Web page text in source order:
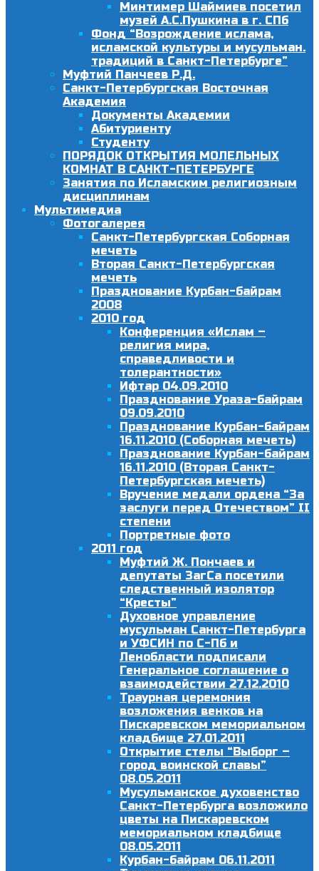
Минтимер Шаймиев посетил
музей А.С.Пушкина в г. СПб
Фонд “Возрождение ислама,
исламской культуры и мусульман.
традиций в Санкт-Петербурге”
Муфтий Панчеев Р.Д.
Санкт-Петербургская Восточная
Академия
Документы Академии
Абитуриенту
Студенту
ПОРЯДОК ОТКРЫТИЯ МОЛЕЛЬНЫХ
КОМНАТ В САНКТ-ПЕТЕРБУРГЕ
Занятия по Исламским религиозным
дисциплинам
Мультимедиа
Фотогалерея
Санкт-Петербургская Соборная
мечеть
Вторая Санкт-Петербургская
мечеть
Празднование Курбан-байрам
2008
2010 год
Конференция «Ислам –
религия мира,
справедливости и
толерантности»
Ифтар 04.09.2010
Празднование Ураза-байрам
09.09.2010
Празднование Курбан-байрам
16.11.2010 (Соборная мечеть)
Празднование Курбан-байрам
16.11.2010 (Вторая Санкт-
Петербургская мечеть)
Вручение медали ордена “За
заслуги перед Отечеством” II
степени
Портретные фото
2011 год
Муфтий Ж. Пончаев и
депутаты ЗагСа посетили
следственный изолятор
“Кресты”
Духовное управление
мусульман Санкт-Петербурга
и УФСИН по С-Пб и
Ленобласти подписали
Генеральное соглашение о
взаимодействии 27.12.2010
Траурная церемония
возложения венков на
Пискаревском мемориальном
кладбище 27.01.2011
Открытие стелы “Выборг –
город воинской славы”
08.05.2011
Мусульманское духовенство
Санкт-Петербурга возложило
цветы на Пискаревском
мемориальном кладбище
08.05.2011
Курбан-байрам 06.11.2011